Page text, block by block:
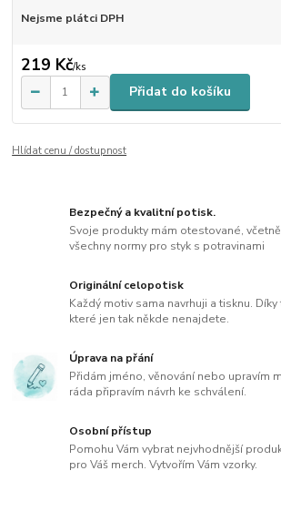
Nejsme plátci DPH
219 Kč/ks
Přidat do košíku
Hlídat cenu / dostupnost
Bezpečný a kvalitní potisk.
Svoje produkty mám otestované,
všechny normy pro styk s potravinami
Originální celopotisk
Každý motiv sama navrhuji a tisknu.
které jen tak někde nenajdete.
Úprava na přání
Přidám jméno, věnování nebo upravím
ráda připravím návrh ke schválení.
Osobní přístup
Pomohu Vám vybrat nejvhodnější
pro Váš merch. Vytvořím Vám vzorky.